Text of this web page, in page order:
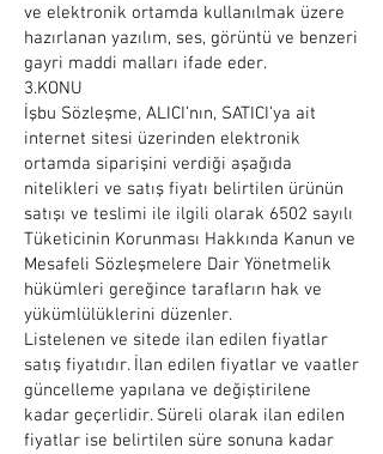
ve elektronik ortamda kullanılmak üzere
hazırlanan yazılım, ses, görüntü ve benzeri
gayri maddi malları ifade eder.
3.KONU
İşbu Sözleşme, ALICI’nın, SATICI’ya ait
internet sitesi üzerinden elektronik
ortamda siparişini verdiği aşağıda
nitelikleri ve satış fiyatı belirtilen ürünün
satışı ve teslimi ile ilgili olarak 6502 sayılı
Tüketicinin Korunması Hakkında Kanun ve
Mesafeli Sözleşmelere Dair Yönetmelik
hükümleri gereğince tarafların hak ve
yükümlülüklerini düzenler.
Listelenen ve sitede ilan edilen fiyatlar
satış fiyatıdır. İlan edilen fiyatlar ve vaatler
güncelleme yapılana ve değiştirilene
kadar geçerlidir. Süreli olarak ilan edilen
fiyatlar ise belirtilen süre sonuna kadar